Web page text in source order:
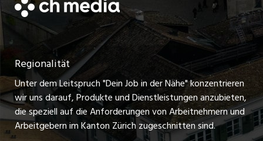
Festanstellungen
Temporäre Jobs
Freelance Jobs
Praktikum-Jobs
Lehrstellen
Datenschutzerklärung
Nutzungsbedingungen
Impressum
Stellenmeldepflicht
jobmittelland.ch
zentraljob.ch
myjob.ch
schaffu.ch (VS)
Regionalität
Unter dem Leitspruch "Dein Job in der Nähe" konzentrieren
wir uns darauf, Produkte und Dienstleistungen anzubieten,
die speziell auf die Anforderungen von Arbeitnehmern und
Arbeitgebern im Kanton Zürich zugeschnitten sind.